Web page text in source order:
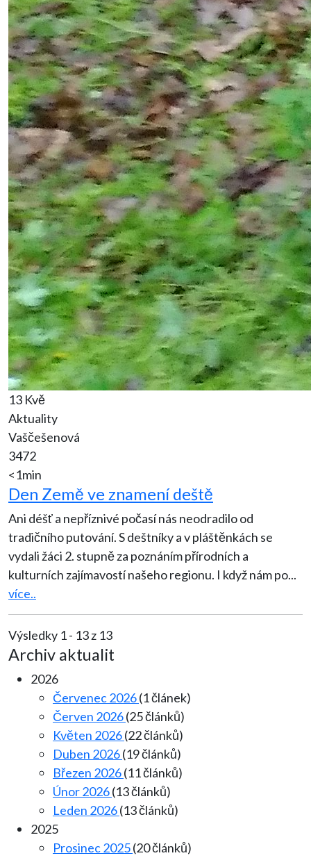
13 Kvě
Aktuality
Vaščešenová
3472
<1min
Den Země ve znamení deště
Ani déšť a nepříznivé počasí nás neodradilo od
tradičního putování. S deštníky a v pláštěnkách se
vydali žáci 2. stupně za poznáním přírodních a
kulturních zajímavostí našeho regionu. I když nám po...
více..
Výsledky 1 - 13 z 13
Archiv aktualit
2026
Červenec 2026(1 článek)
Červen 2026(25 článků)
Květen 2026(22 článků)
Duben 2026(19 článků)
Březen 2026(11 článků)
Únor 2026(13 článků)
Leden 2026(13 článků)
2025
Prosinec 2025(20 článků)